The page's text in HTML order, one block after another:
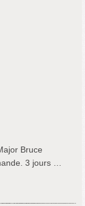
Bruce
3 jours …